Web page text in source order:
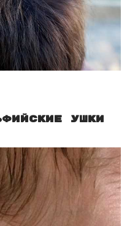
ушки